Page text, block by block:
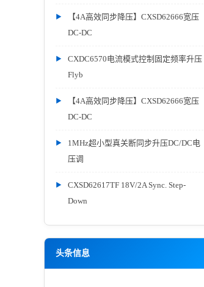
【4A高效同步降压】CXSD62666宽压
DC-DC
CXDC6570电流模式控制固定频率升压
Flyb
【4A高效同步降压】CXSD62666宽压
DC-DC
1MHz超小型真关断同步升压DC/DC电
压调
CXSD62617TF 18V/2A Sync. Step-
Down
头条信息